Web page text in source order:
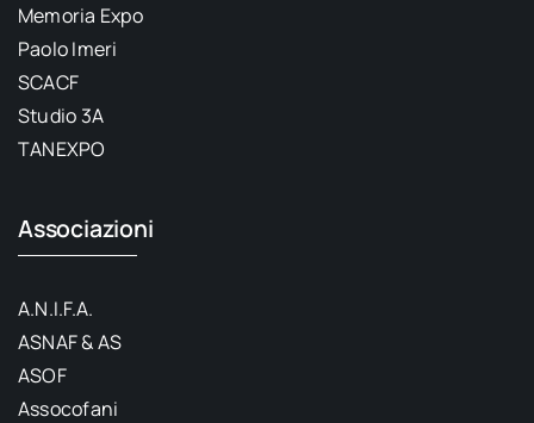
Memoria Expo
Paolo Imeri
SCACF
Studio 3A
TANEXPO
Associazioni
A.N.I.F.A.
ASNAF & AS
ASOF
Assocofani